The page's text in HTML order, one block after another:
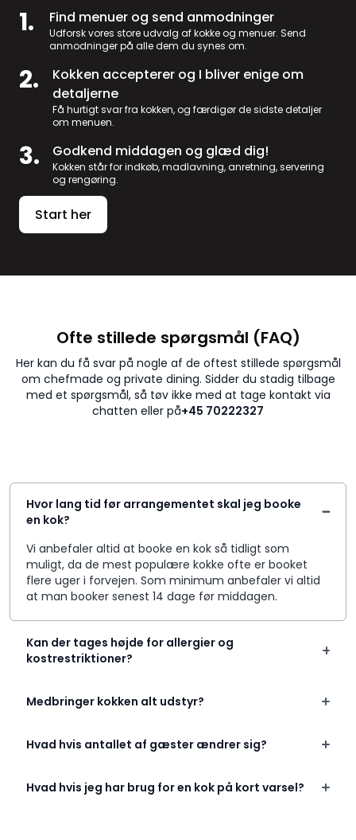
1. Find menuer og send anmodninger
Udforsk vores store udvalg af kokke og menuer. Send
anmodninger på alle dem du synes om.
2.
Kokken accepterer og I bliver enige om
detaljerne
Få hurtigt svar fra kokken, og færdigør de sidste detaljer
om menuen.
3. Godkend middagen og glæd dig!
Kokken står for indkøb, madlavning, anretning, servering
og rengøring.
Start her
Ofte stillede spørgsmål (FAQ)
Her kan du få svar på nogle af de oftest stillede spørgsmål
om chefmade og private dining. Sidder du stadig tilbage
med et spørgsmål, så tøv ikke med at tage kontakt via
chatten eller på+45 70222327
Hvor lang tid før arrangementet skal jeg booke
en kok?
Vi anbefaler altid at booke en kok så tidligt som
muligt, da de mest populære kokke ofte er booket
flere uger i forvejen. Som minimum anbefaler vi altid
at man booker senest 14 dage før middagen.
Kan der tages højde for allergier og
kostrestriktioner?
Medbringer kokken alt udstyr?
Hvad hvis antallet af gæster ændrer sig?
Hvad hvis jeg har brug for en kok på kort varsel?